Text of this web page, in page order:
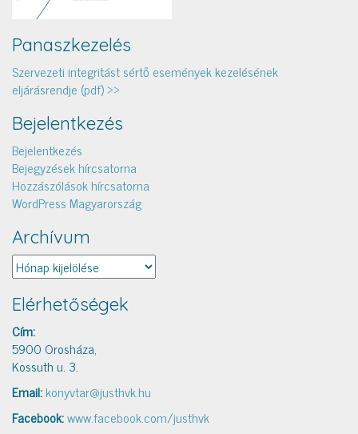
Panaszkezelés
Szervezeti integritást sértő események kezelésének
eljárásrendje (pdf) >>
Bejelentkezés
Bejelentkezés
Bejegyzések hírcsatorna
Hozzászólások hírcsatorna
WordPress Magyarország
Archívum
Archívum
Elérhetőségek
Cím:
5900 Orosháza,
Kossuth u. 3.
Email:konyvtar@justhvk.hu
Facebook:www.facebook.com/justhvk